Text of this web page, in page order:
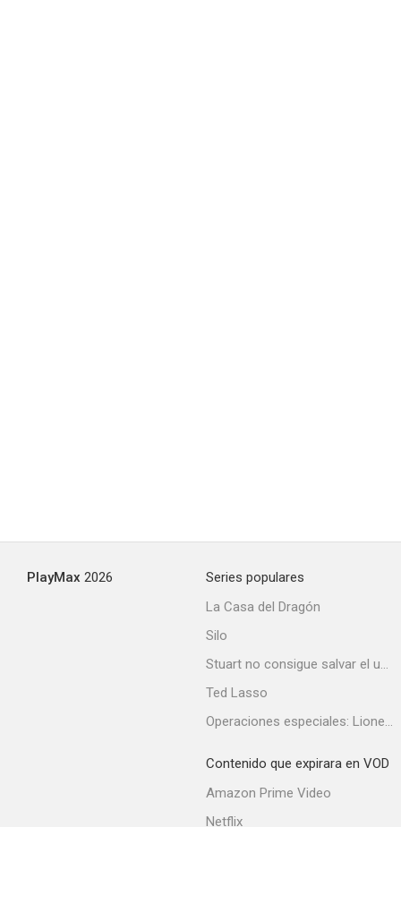
PlayMax 2026
Series populares
La Casa del Dragón
Silo
Stuart no consigue salvar el universo
Ted Lasso
Operaciones especiales: Lioness
Contenido que expirara en VOD
Amazon Prime Video
Netflix